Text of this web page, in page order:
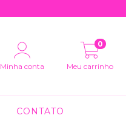
Minha conta Meu carrinho
0
CONTATO